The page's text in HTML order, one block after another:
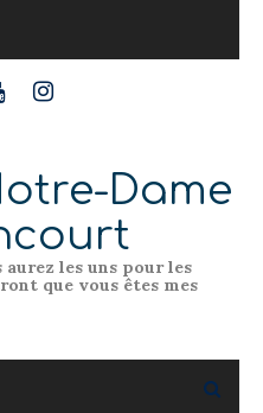
Dame
aurez les uns pour les
que vous êtes mes